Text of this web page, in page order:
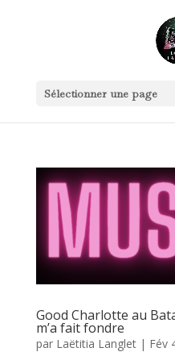
Sélectionner une page
Good Charlotte au
m’a fait fondre
par Laëtitia Langlet| Fév